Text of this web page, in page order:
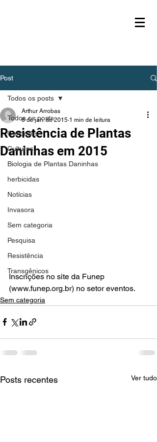
Post
Todos os posts
Conceitos
Culturas
Biologia de Plantas Daninhas
herbicidas
Notícias
Invasora
Sem categoria
Pesquisa
Resistência
Transgênicos
Todos os posts
Resistência de Plantas
Daninhas em 2015
Arthur Arrobas
6 de jan. de 2015 1 min de leitura
Inscrições no site da Funep
(www.funep.org.br) no setor eventos.
Sem categoria
Posts recentes Ver tudo